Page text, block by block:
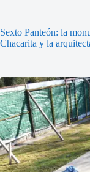
Sexto Panteón: la
Chacarita y la